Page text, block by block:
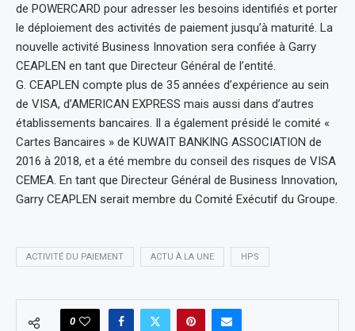
de POWERCARD pour adresser les besoins identifiés et porter
le déploiement des activités de paiement jusqu’à maturité. La
nouvelle activité Business Innovation sera confiée à Garry
CEAPLEN en tant que Directeur Général de l’entité.
G. CEAPLEN compte plus de 35 années d’expérience au sein
de VISA, d’AMERICAN EXPRESS mais aussi dans d’autres
établissements bancaires. Il a également présidé le comité «
Cartes Bancaires » de KUWAIT BANKING ASSOCIATION de
2016 à 2018, et a été membre du conseil des risques de VISA
CEMEA. En tant que Directeur Général de Business Innovation,
Garry CEAPLEN serait membre du Comité Exécutif du Groupe.
ACTIVITÉ DU PAIEMENT ACTU À LA UNE HPS
0